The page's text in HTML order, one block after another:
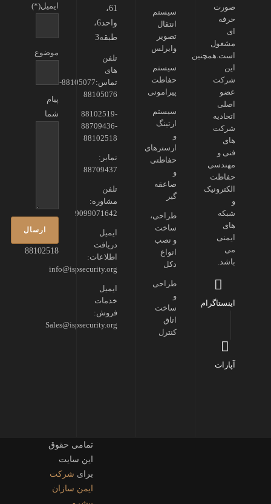
ایمیل(*)
موضوع
پیام
شما
88102518
61،
واحد6،
طبقه3
تلفن
های
تماس:88105077-
88105076
88102519-
88709436-
88102518
نمابر:
88709437
تلفن
مشاوره:
9099071642
ایمیل
دریافت
اطلاعات:
info@ispsecurity.org
ایمیل
خدمات
فروش:
Sales@ispsecurity.org
سیستم
انتقال
تصویر
وایرلس
سیستم
حفاظت
پیرامونی
سیستم
ارتینگ
و
ارسترهای
حفاظتی
و
صاعقه
گیر
طراحی،
ساخت
و نصب
انواع
دکل
طراحی
و
ساخت
اتاق
کنترل
صورت
حرفه
ای
مشغول
است.همچنین
این
شرکت
عضو
اصلی
اتحادیه
شرکت
های
فنی و
مهندسی
حفاظت
الکترونیک
و
شبکه
های
ایمنی
می
باشد.
اینستاگرام
آپارات
تمامی حقوق
این سایت
برای شرکت
ایمن سازان